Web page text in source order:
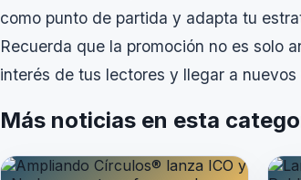
como punto de partida y adapta tu
Recuerda que la promoción no es solo
interés de tus lectores y llegar a
Más noticias en esta